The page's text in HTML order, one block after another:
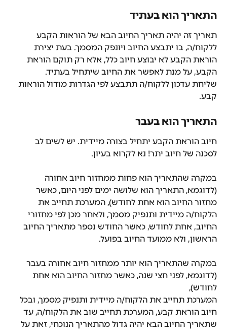
התאריך הוא בעתיד
תאריך זה יהיה תאריך החיוב הבא של הוראות הקבע
ללקוח/ה, בו יתבצע החיוב ויונפק המסמך. בעת יצירת
הוראת הקבע לא יבוצע חיוב כלל, אלא רק תוקם הוראת
הקבע, על מנת לאפשר את החיוב שיתחיל בעתיד.
שליחת עדכון ללקוח/ה תתבצע לפי הגדרות מודול הוראות
קבע.
התאריך הוא בעבר
חיוב הוראת הקבע יתחיל בצורה מיידית. יש לשים לב
לסכנה של חיוב יתר! נא לקרוא בעיון.
במקרה שהתאריך הוא פחות ממחזור חיוב אחורה
(לדוגמא, התאריך הוא שלושה ימים לפני היום, כאשר
מחזור החיוב הוא אחת לחודש), המערכת תחייב את
הלקוח/ה מיידית ותנפיק מסמך, ולאחר מכן לפי מחזורי
החיוב, אחת לחודש, כאשר החודש נספר מתאריך החיוב
הראשון, ולא ממועד החיוב בפועל.
במקרה שהתאריך הוא יותר ממחזור חיוב אחורה בעבר
(לדוגמא, לפני חצי שנה, כאשר מחזור החיוב הוא אחת
לחודש),
המערכת תחייב את הלקוח/ה מיידית ותנפיק מסמך, ובכל
חיוב הוראת קבע, המערכת תחייב שוב את הלקוח/ה, עד
שתאריך החיוב הבא יהיה גדול מהתאריך הנוכחי, זאת על